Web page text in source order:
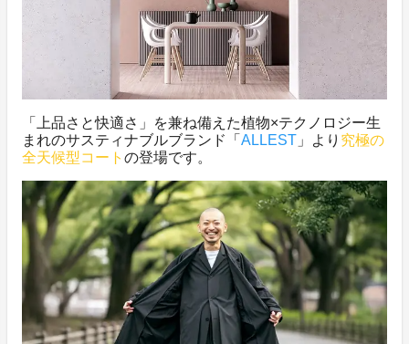
「上品さと快適さ」を兼ね備えた植物×テクノロジー生
まれのサスティナブルブランド「 ALLEST 」より 究極の
全天候型コート の登場です。